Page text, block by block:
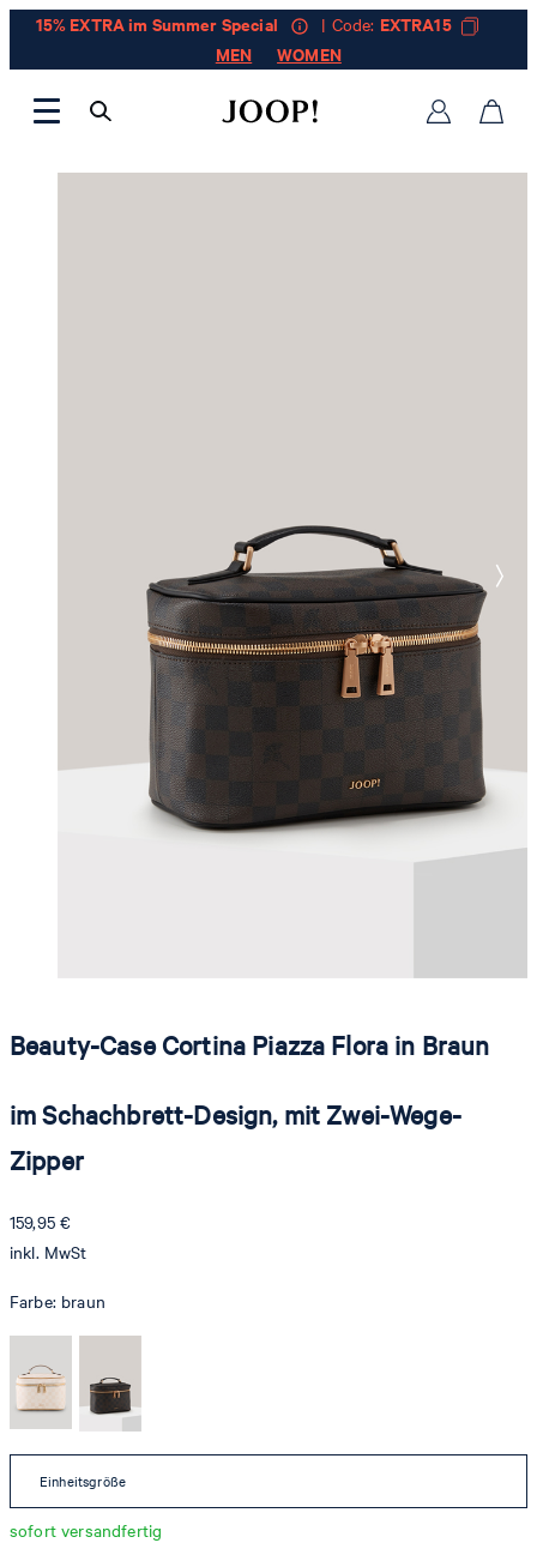
15% EXTRA im Summer Special | Code: EXTRA15
MEN
WOMEN
Beauty-Case Cortina Piazza Flora in Braun
im Schachbrett-Design, mit Zwei-Wege-
Zipper
159,95 €
inkl. MwSt
Farbe: braun
Einheitsgröße
sofort versandfertig